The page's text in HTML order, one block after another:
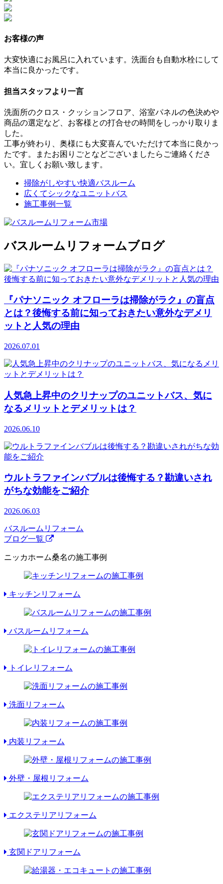
お客様の声
大変快適にお風呂に入れています。洗面台も自動水栓にして
本当に良かったです。
担当スタッフより一言
洗面所のクロス・クッションフロア、浴室パネルの色決めや
商品の選定など、お客様との打合せの時間をしっかり取りま
した。
工事が終わり、奥様にも大変喜んでいただけて本当に良かっ
たです。またお困りごとなどございましたらご連絡くださ
い。宜しくお願い致します。
掃除がしやすい快適バスルーム
広くてシックなユニットバス
施工事例一覧
バスルームリフォームブログ
『パナソニック オフローラは掃除がラク』の盲点
とは？後悔する前に知っておきたい意外なデメリ
ットと人気の理由
2026.07.01
人気急上昇中のクリナップのユニットバス、気に
なるメリットとデメリットは？
2026.06.10
ウルトラファインバブルは後悔する？勘違いされ
がちな効能をご紹介
2026.06.03
バスルームリフォーム
ブログ一覧
ニッカホーム桑名の施工事例
キッチンリフォーム
バスルームリフォーム
トイレリフォーム
洗面リフォーム
内装リフォーム
外壁・屋根リフォーム
エクステリアリフォーム
玄関ドアリフォーム